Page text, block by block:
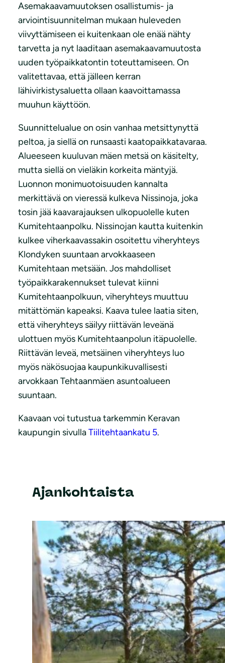
Asemakaavamuutoksen osallistumis- ja
arviointisuunnitelman mukaan huleveden
viivyttämiseen ei kuitenkaan ole enää nähty
tarvetta ja nyt laaditaan asemakaavamuutosta
uuden työpaikkatontin toteuttamiseen. On
valitettavaa, että jälleen kerran
lähivirkistysaluetta ollaan kaavoittamassa
muuhun käyttöön.
Suunnittelualue on osin vanhaa metsittynyttä
peltoa, ja siellä on runsaasti kaatopaikkatavaraa.
Alueeseen kuuluvan mäen metsä on käsitelty,
mutta siellä on vieläkin korkeita mäntyjä.
Luonnon monimuotoisuuden kannalta
merkittävä on vieressä kulkeva Nissinoja, joka
tosin jää kaavarajauksen ulkopuolelle kuten
Kumitehtaanpolku. Nissinojan kautta kuitenkin
kulkee viherkaavassakin osoitettu viheryhteys
Klondyken suuntaan arvokkaaseen
Kumitehtaan metsään. Jos mahdolliset
työpaikkarakennukset tulevat kiinni
Kumitehtaanpolkuun, viheryhteys muuttuu
mitättömän kapeaksi. Kaava tulee laatia siten,
että viheryhteys säilyy riittävän leveänä
ulottuen myös Kumitehtaanpolun itäpuolelle.
Riittävän leveä, metsäinen viheryhteys luo
myös näkösuojaa kaupunkikuvallisesti
arvokkaan Tehtaanmäen asuntoalueen
suuntaan.
Kaavaan voi tutustua tarkemmin Keravan
kaupungin sivullaTiilitehtaankatu 5.
Ajankohtaista